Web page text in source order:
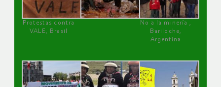
Protestas contra
VALE, Brasil
No a la minería ,
Bariloche,
Argentina